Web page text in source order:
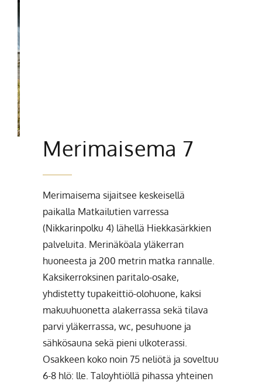
Merimaisema 7
Merimaisema sijaitsee keskeisellä
paikalla Matkailutien varressa
(Nikkarinpolku 4) lähellä Hiekkasärkkien
palveluita. Merinäköala yläkerran
huoneesta ja 200 metrin matka rannalle.
Kaksikerroksinen paritalo-osake,
yhdistetty tupakeittiö-olohuone, kaksi
makuuhuonetta alakerrassa sekä tilava
parvi yläkerrassa, wc, pesuhuone ja
sähkösauna sekä pieni ulkoterassi.
Osakkeen koko noin 75 neliötä ja soveltuu
6-8 hlö: lle. Taloyhtiöllä pihassa yhteinen